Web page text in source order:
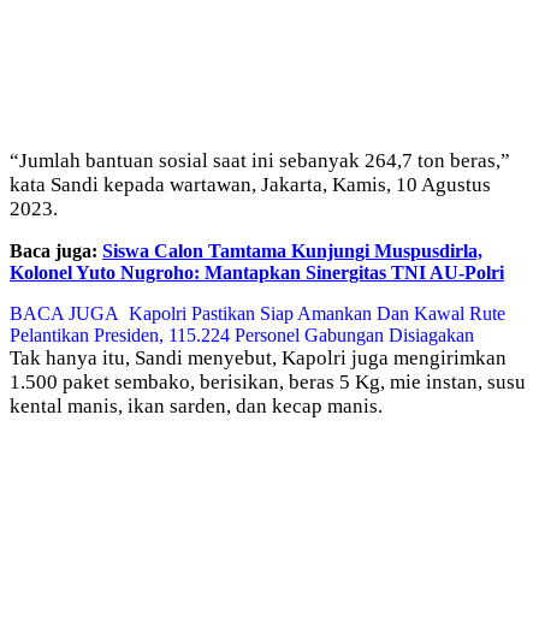
“Jumlah bantuan sosial saat ini sebanyak 264,7 ton beras,”
kata Sandi kepada wartawan, Jakarta, Kamis, 10 Agustus
2023.
Baca juga: Siswa Calon Tamtama Kunjungi Muspusdirla,
Kolonel Yuto Nugroho: Mantapkan Sinergitas TNI AU-Polri
BACA JUGA Kapolri Pastikan Siap Amankan Dan Kawal Rute
Pelantikan Presiden, 115.224 Personel Gabungan Disiagakan
Tak hanya itu, Sandi menyebut, Kapolri juga mengirimkan
1.500 paket sembako, berisikan, beras 5 Kg, mie instan, susu
kental manis, ikan sarden, dan kecap manis.